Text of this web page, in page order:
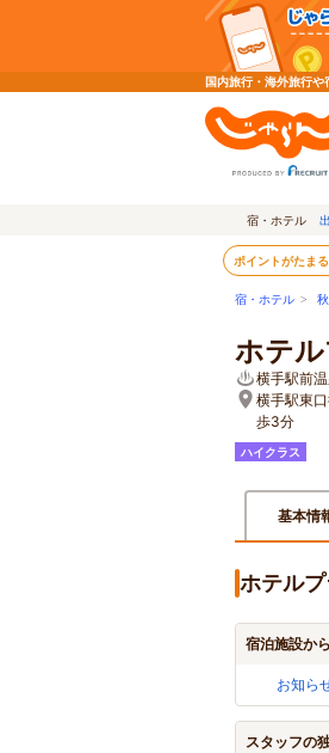
国内旅行・海外旅行
宿・ホテル
ポイントがたま
宿・ホテル >
ホテ
横手駅前
横手駅東
歩3分
ハイクラス
基本情
ホテル
宿泊施設か
お知ら
スタッフの